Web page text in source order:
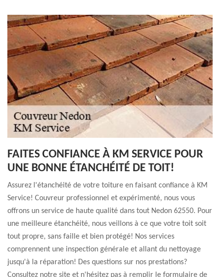
FAITES CONFIANCE À KM SERVICE POUR
UNE BONNE ÉTANCHÉITÉ DE TOIT!
Assurez l'étanchéité de votre toiture en faisant confiance à KM
Service! Couvreur professionnel et expérimenté, nous vous
offrons un service de haute qualité dans tout Nedon 62550. Pour
une meilleure étanchéité, nous veillons à ce que votre toit soit
tout propre, sans faille et bien protégé! Nos services
comprennent une inspection générale et allant du nettoyage
jusqu'à la réparation! Des questions sur nos prestations?
Consultez notre site et n'hésitez pas à remplir le formulaire de